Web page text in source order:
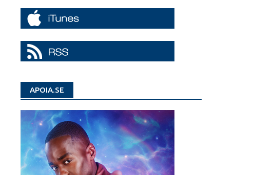
APOIA.SE